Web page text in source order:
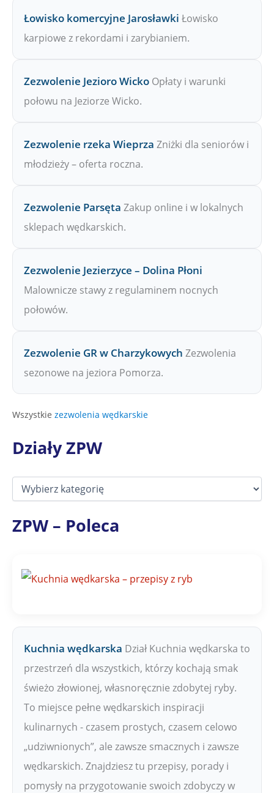
Łowisko komercyjne Jarosławki Łowisko
karpiowe z rekordami i zarybianiem.
Zezwolenie Jezioro Wicko Opłaty i warunki
połowu na Jeziorze Wicko.
Zezwolenie rzeka Wieprza Zniżki dla seniorów i
młodzieży – oferta roczna.
Zezwolenie Parsęta Zakup online i w lokalnych
sklepach wędkarskich.
Zezwolenie Jezierzyce – Dolina Płoni
Malownicze stawy z regulaminem nocnych
połowów.
Zezwolenie GR w Charzykowych Zezwolenia
sezonowe na jeziora Pomorza.
Wszystkie zezwolenia wędkarskie
Działy ZPW
D
a
łZPW – Poleca
Kuchnia wędkarska Dział Kuchnia wędkarska to
przestrzeń dla wszystkich, którzy kochają smak
świeżo złowionej, własnoręcznie zdobytej ryby.
To miejsce pełne wędkarskich inspiracji
kulinarnych - czasem prostych, czasem celowo
„udziwnionych”, ale zawsze smacznych i zawsze
wędkarskich. Znajdziesz tu przepisy, porady i
pomysły na przygotowanie swoich zdobyczy w